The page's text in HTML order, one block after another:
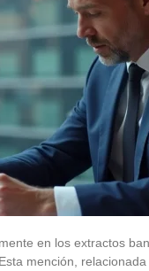
en los extractos
mención,